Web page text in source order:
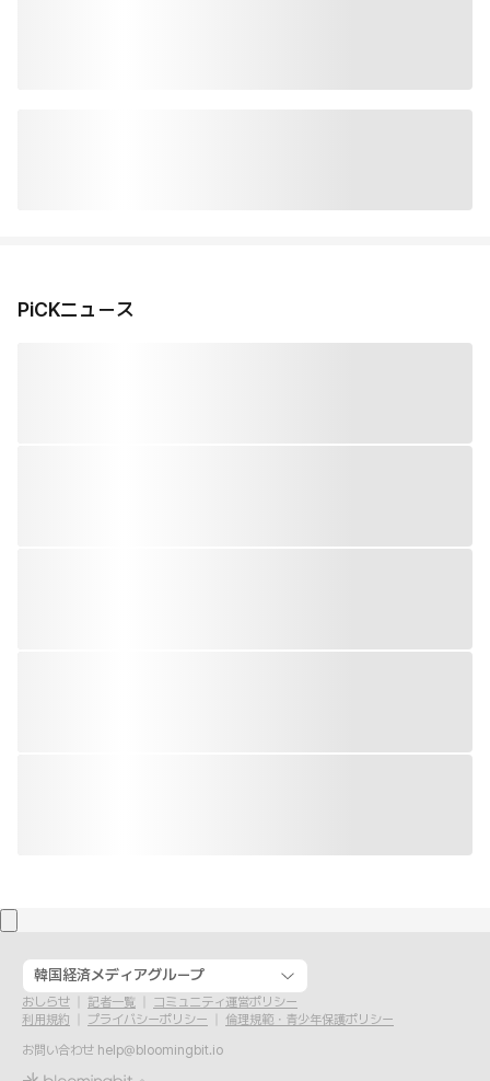
PiCKニュース
韓国経済メディアグループ
おしらせ 記者一覧
コミュニティ運営ポリシー
利用規約
プライバシーポリシー
倫理規範・青少年保護ポリシー
お問い合わせ help@bloomingbit.io